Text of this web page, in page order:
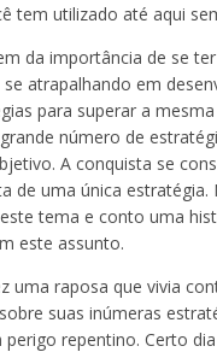
tem utilizado até aqui
da importância de se
atrapalhando em
para superar a
número de
A conquista se
de uma única estratégia.
tema e conto uma
este assunto.
uma raposa que vivia
suas inúmeras
perigo repentino. Certo